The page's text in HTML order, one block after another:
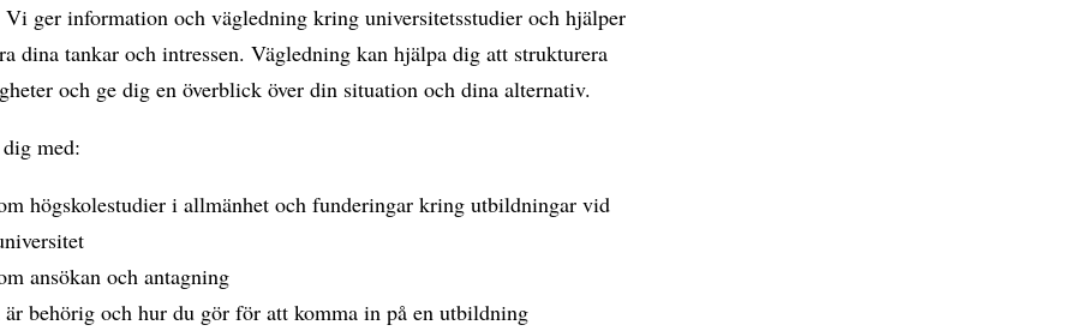
ger information och vägledning kring universitetsstudier och hjälper
dina tankar och intressen. Vägledning kan hjälpa dig att strukturera
och ge dig en överblick över din situation och dina alternativ.
med:
högskolestudier i allmänhet och funderingar kring utbildningar vid
ansökan och antagning
behörig och hur du gör för att komma in på en utbildning